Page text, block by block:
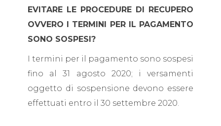
EVITARE LE PROCEDURE DI RECUPERO
OVVERO I TERMINI PER IL PAGAMENTO
SONO SOSPESI?
I termini per il pagamento sono sospesi
fino al 31 agosto 2020; i versamenti
oggetto di sospensione devono essere
effettuati entro il 30 settembre 2020.